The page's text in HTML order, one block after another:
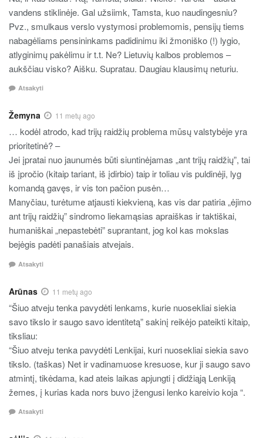
vandens stiklinėje. Gal užsiimk, Tamsta, kuo naudingesniu?
Pvz., smulkaus verslo vystymosi problemomis, pensijų tiems
nabagėliams pensininkams padidinimu iki žmoniško (!) lygio,
atlyginimų pakėlimu ir t.t. Ne? Lietuvių kalbos problemos –
aukščiau visko? Aišku. Supratau. Daugiau klausimų neturiu.
Atsakyti
Žemyna 11 metų ago
… kodėl atrodo, kad trijų raidžių problema mūsų valstybėje yra
prioritetinė? –
Jei įpratai nuo jaunumės būti siuntinėjamas „ant trijų raidžių”, tai
iš įpročio (kitaip tariant, iš įdirbio) taip ir toliau vis puldinėji, lyg
komandą gavęs, ir vis ton pačion pusėn…
Manyčiau, turėtume atjausti kiekvieną, kas vis dar patiria „ėjimo
ant trijų raidžių” sindromo liekamąsias apraiškas ir taktiškai,
humaniškai „nepastebėti” suprantant, jog kol kas mokslas
bejėgis padėti panašiais atvejais.
Atsakyti
Arūnas 11 metų ago
“Šiuo atveju tenka pavydėti lenkams, kurie nuosekliai siekia
savo tikslo ir saugo savo identitetą” sakinį reikėjo pateikti kitaip,
tiksliau:
“Šiuo atveju tenka pavydėti Lenkijai, kuri nuosekliai siekia savo
tikslo. (taškas) Net ir vadinamuose kresuose, kur ji saugo savo
atmintį, tikėdama, kad ateis laikas apjungti į didžiąją Lenkiją
žemes, į kurias kada nors buvo įžengusi lenko kareivio koja “.
Atsakyti